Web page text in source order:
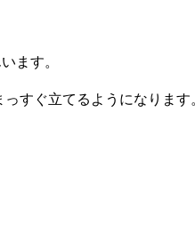
ます。
すぐ立てるようになります